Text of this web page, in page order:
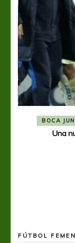
BOCA
Una
FÚTBOL